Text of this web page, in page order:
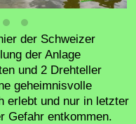
der Schweizer
der Anlage
und 2 Drehteller
geheimnisvolle
erlebt und nur in letzter
Gefahr entkommen.